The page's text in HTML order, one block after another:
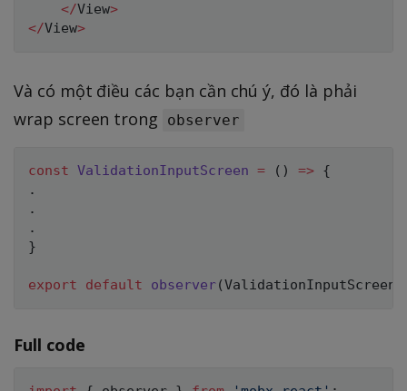
</View>
</View>
Và có một điều các bạn cần chú ý, đó là phải
wrap screen trong
observer
const ValidationInputScreen = ( ) => {
.
.
.
}
export default observer(ValidationInputScreen
Full code